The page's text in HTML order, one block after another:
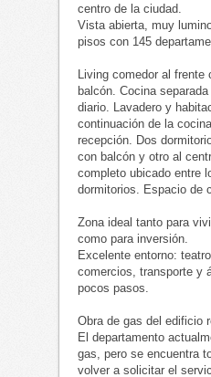
centro de la ciudad.
Vista abierta, muy
pisos con 145
Living comedor al frente
balcón. Cocina
diario. Lavadero y
continuación de la
recepción. Dos
con balcón y otro al
completo ubicado entre
dormitorios.
Espacio de
Zona ideal tanto para
como para inversión.
Excelente entorno:
comercios, transporte y
pocos pasos.
Obra de gas del edificio
El departamento
gas, pero se encuentra
volver a solicitar el